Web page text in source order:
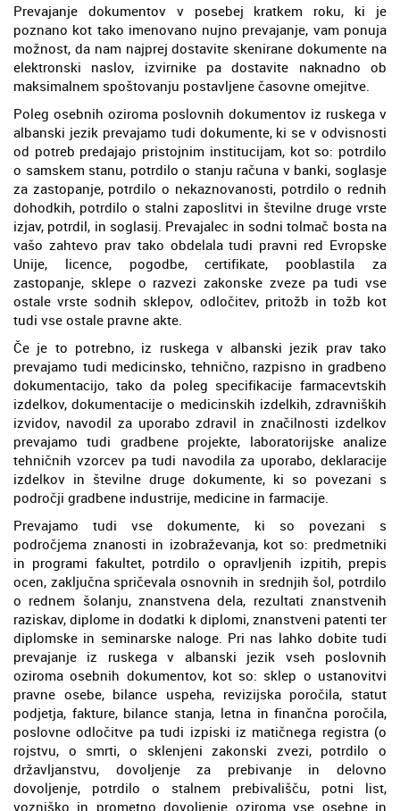
Prevajanje dokumentov v posebej kratkem roku, ki je
poznano kot tako imenovano nujno prevajanje, vam ponuja
možnost, da nam najprej dostavite skenirane dokumente na
elektronski naslov, izvirnike pa dostavite naknadno ob
maksimalnem spoštovanju postavljene časovne omejitve.
Poleg osebnih oziroma poslovnih dokumentov iz ruskega v
albanski jezik prevajamo tudi dokumente, ki se v odvisnosti
od potreb predajajo pristojnim institucijam, kot so: potrdilo
o samskem stanu, potrdilo o stanju računa v banki, soglasje
za zastopanje, potrdilo o nekaznovanosti, potrdilo o rednih
dohodkih, potrdilo o stalni zaposlitvi in številne druge vrste
izjav, potrdil, in soglasij. Prevajalec in sodni tolmač bosta na
vašo zahtevo prav tako obdelala tudi pravni red Evropske
Unije, licence, pogodbe, certifikate, pooblastila za
zastopanje, sklepe o razvezi zakonske zveze pa tudi vse
ostale vrste sodnih sklepov, odločitev, pritožb in tožb kot
tudi vse ostale pravne akte.
Če je to potrebno, iz ruskega v albanski jezik prav tako
prevajamo tudi medicinsko, tehnično, razpisno in gradbeno
dokumentacijo, tako da poleg specifikacije farmacevtskih
izdelkov, dokumentacije o medicinskih izdelkih, zdravniških
izvidov, navodil za uporabo zdravil in značilnosti izdelkov
prevajamo tudi gradbene projekte, laboratorijske analize
tehničnih vzorcev pa tudi navodila za uporabo, deklaracije
izdelkov in številne druge dokumente, ki so povezani s
področji gradbene industrije, medicine in farmacije.
Prevajamo tudi vse dokumente, ki so povezani s
področjema znanosti in izobraževanja, kot so: predmetniki
in programi fakultet, potrdilo o opravljenih izpitih, prepis
ocen, zaključna spričevala osnovnih in srednjih šol, potrdilo
o rednem šolanju, znanstvena dela, rezultati znanstvenih
raziskav, diplome in dodatki k diplomi, znanstveni patenti ter
diplomske in seminarske naloge. Pri nas lahko dobite tudi
prevajanje iz ruskega v albanski jezik vseh poslovnih
oziroma osebnih dokumentov, kot so: sklep o ustanovitvi
pravne osebe, bilance uspeha, revizijska poročila, statut
podjetja, fakture, bilance stanja, letna in finančna poročila,
poslovne odločitve pa tudi izpiski iz matičnega registra (o
rojstvu, o smrti, o sklenjeni zakonski zvezi, potrdilo o
državljanstvu, dovoljenje za prebivanje in delovno
dovoljenje, potrdilo o stalnem prebivališču, potni list,
vozniško in prometno dovoljenje oziroma vse osebne in